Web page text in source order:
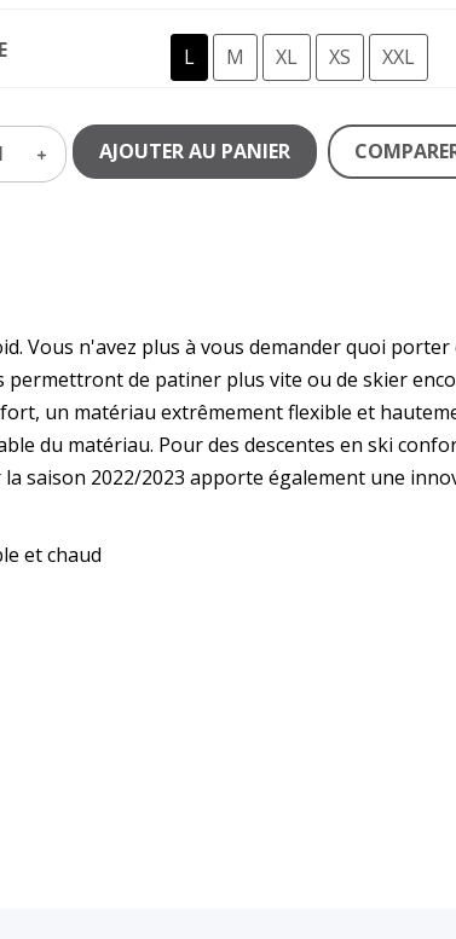
L M XL XS XXL
AJOUTER AU PANIER
Vous n'avez plus à vous demander quoi porter
de patiner plus vite ou de skier
un matériau extrêmement flexible et
du matériau. Pour des descentes en ski
saison 2022/2023 apporte également une
et chaud